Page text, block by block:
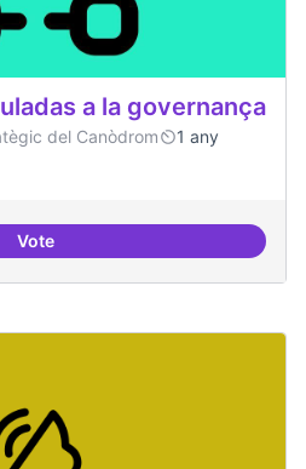
a la governança
del Canòdrom
1 any
VoteActividades vinculadas a la